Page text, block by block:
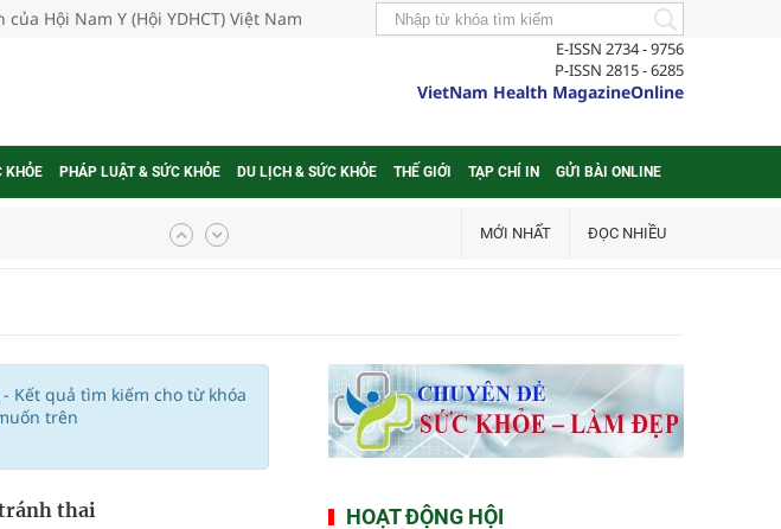
Hội Nam Y (Hội YDHCT) Việt Nam
E-ISSN 2734 - 9756
P-ISSN 2815 - 6285
VietNam Health MagazineOnline
KHỎE PHÁP LUẬT & SỨC KHỎE DU LỊCH & SỨC KHỎE THẾ GIỚI TẠP CHÍ IN GỬI BÀI ONLINE
MỚI NHẤT ĐỌC NHIỀU
Kết quả tìm kiếm cho từ khóa
trên
tránh thai HOẠT ĐỘNG HỘI